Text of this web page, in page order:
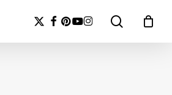
search
x-
twitter
facebook
pinterest
youtube
instagram
Close